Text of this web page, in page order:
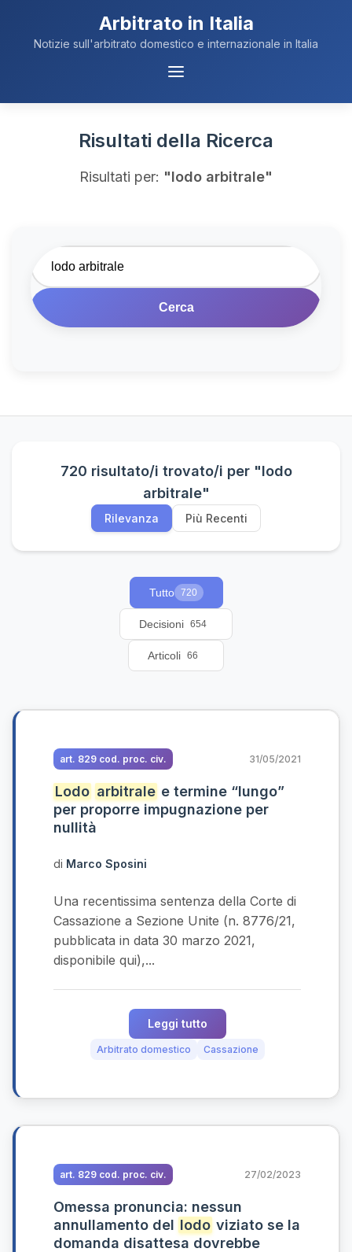
Arbitrato in Italia
Notizie sull'arbitrato domestico e internazionale in Italia
Menu
Risultati della Ricerca
Risultati per: "lodo arbitrale"
Cerca
720 risultato/i trovato/i per "lodo
arbitrale"
Rilevanza Più Recenti
Tutto 720
Decisioni 654
Articoli 66
art. 829 cod. proc. civ. 31/05/2021
Lodo arbitrale e termine “lungo”
per proporre impugnazione per
nullità
di Marco Sposini
Una recentissima sentenza della Corte di
Cassazione a Sezione Unite (n. 8776/21,
pubblicata in data 30 marzo 2021,
disponibile qui),...
Leggi tutto
Arbitrato domestico Cassazione
art. 829 cod. proc. civ. 27/02/2023
Omessa pronuncia: nessun
annullamento del lodo viziato se la
domanda disattesa dovrebbe